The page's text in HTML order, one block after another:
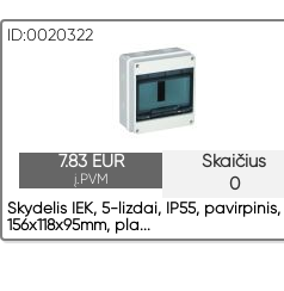
ID:0020322
Skaičius
0
7.83 EUR
į.PVM
Skydelis IEK, 5-lizdai, IP55, pavirрinis,
156x118x95mm, pla...